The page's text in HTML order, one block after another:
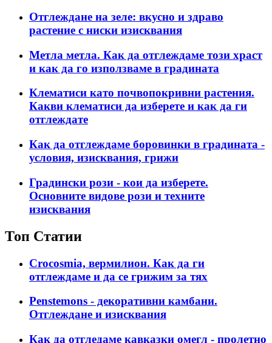
Отглеждане на зеле: вкусно и здраво
растение с ниски изисквания
Метла метла. Как да отглеждаме този храст
и как да го използваме в градината
Клематиси като почвопокривни растения.
Какви клематиси да изберете и как да ги
отглеждате
Как да отглеждаме боровинки в градината -
условия, изисквания, грижи
Градински рози - кои да изберете.
Основните видове рози и техните
изисквания
Топ Статии
Crocosmia, вермилион. Как да ги
отглеждаме и да се грижим за тях
Penstemons - декоративни камбани.
Отглеждане и изисквания
Как да отгледаме кавказки омегл - пролетно